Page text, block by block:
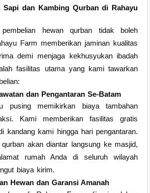
Sapi dan Kambing Qurban di Rahayu
hewan qurban tidak boleh
Farm memberikan jaminan kualitas
demi menjaga kekhusyukan ibadah
fasilitas utama yang kami tawarkan
dan Pengantaran Se-Batam
pusing memikirkan biaya tambahan
Kami memberikan fasilitas gratis
kandang kami hingga hari pengantaran.
akan diantar langsung ke masjid,
rumah Anda di seluruh wilayah
biaya kirim.
Hewan dan Garansi Amanah